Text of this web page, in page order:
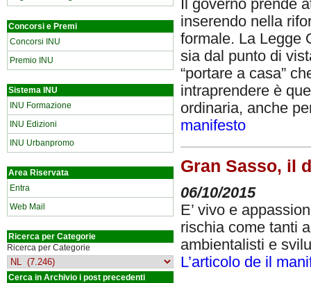
Concorsi e Premi
Concorsi INU
Premio INU
Sistema INU
INU Formazione
INU Edizioni
INU Urbanpromo
Area Riservata
Entra
Web Mail
Ricerca per Categorie
Ricerca per Categorie
Cerca in Archivio i post precedenti
Il governo prende
inserendo nella
formale. La Legge
sia dal punto di
“portare a casa”
intraprendere è
ordinaria, anche
manifesto
Gran Sasso, il
06/10/2015
E’ vivo e
rischia come tanti
ambientalisti e
L’articolo de il